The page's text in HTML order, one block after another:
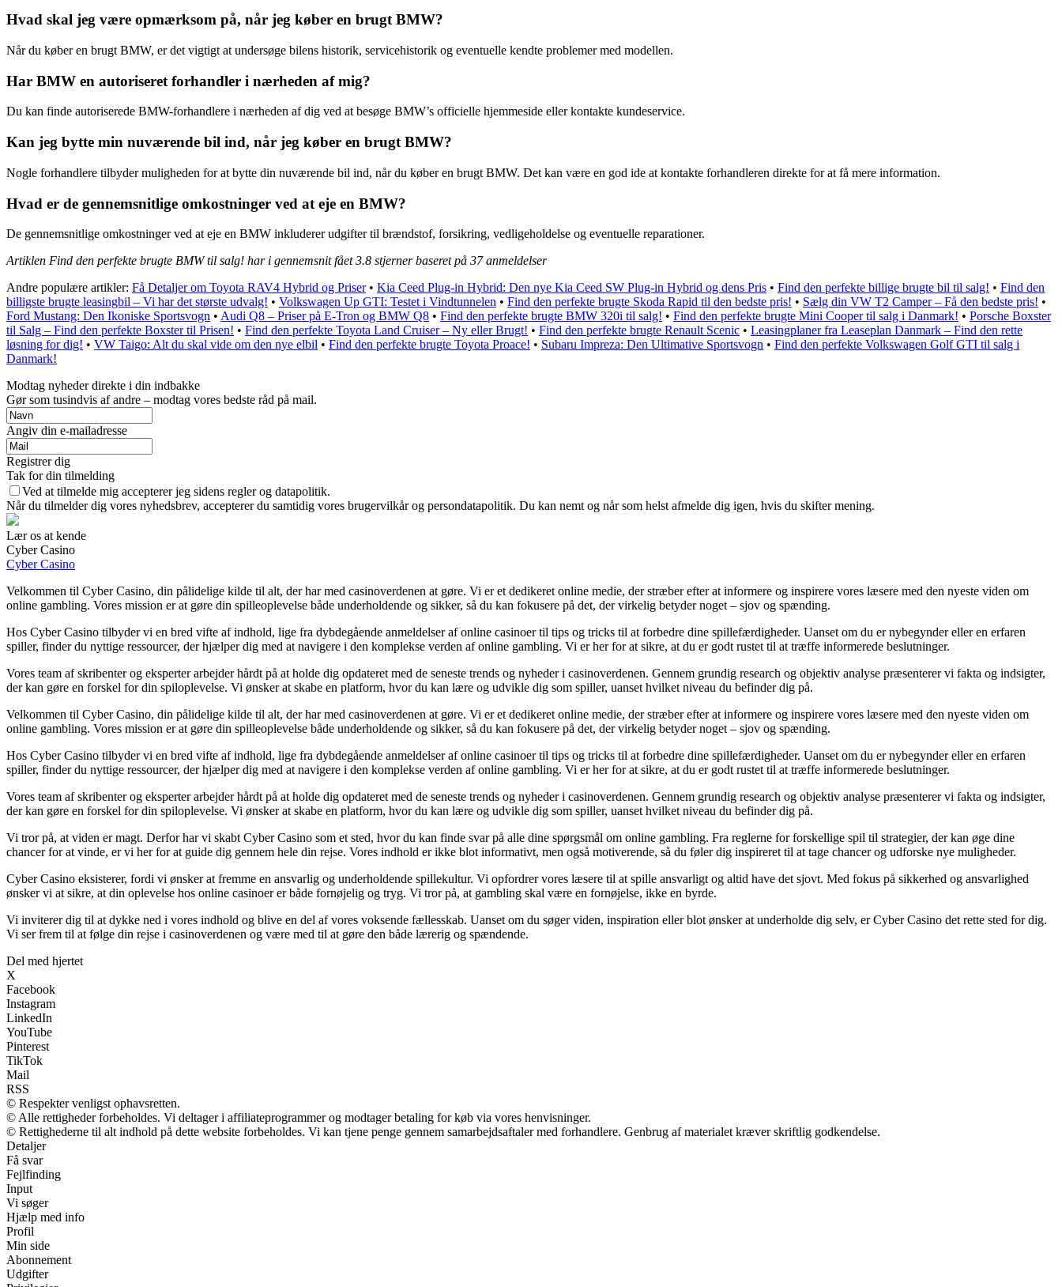
Hvad skal jeg være opmærksom på, når jeg køber en brugt BMW?
Når du køber en brugt BMW, er det vigtigt at undersøge bilens historik, servicehistorik og eventuelle kendte problemer med modellen.
Har BMW en autoriseret forhandler i nærheden af mig?
Du kan finde autoriserede BMW-forhandlere i nærheden af dig ved at besøge BMW’s officielle hjemmeside eller kontakte kundeservice.
Kan jeg bytte min nuværende bil ind, når jeg køber en brugt BMW?
Nogle forhandlere tilbyder muligheden for at bytte din nuværende bil ind, når du køber en brugt BMW. Det kan være en god ide at kontakte forhandleren direkte for at få mere information.
Hvad er de gennemsnitlige omkostninger ved at eje en BMW?
De gennemsnitlige omkostninger ved at eje en BMW inkluderer udgifter til brændstof, forsikring, vedligeholdelse og eventuelle reparationer.
Artiklen Find den perfekte brugte BMW til salg! har i gennemsnit fået3.8 stjerner baseret på 37anmeldelser
Andre populære artikler: Få Detaljer om Toyota RAV4 Hybrid og Priser• Kia Ceed Plug-in Hybrid: Den nye Kia Ceed SW Plug-in Hybrid og dens Pris • Find den perfekte billige brugte bil til salg! • Find den
billigste brugte leasingbil – Vi har det største udvalg! • Volkswagen Up GTI: Testet i Vindtunnelen • Find den perfekte brugte Skoda Rapid til den bedste pris! • Sælg din VW T2 Camper – Få den bedste pris! •
Ford Mustang: Den Ikoniske Sportsvogn • Audi Q8 – Priser på E-Tron og BMW Q8 • Find den perfekte brugte BMW 320i til salg! • Find den perfekte brugte Mini Cooper til salg i Danmark! • Porsche Boxster
til Salg – Find den perfekte Boxster til Prisen! • Find den perfekte Toyota Land Cruiser – Ny eller Brugt! • Find den perfekte brugte Renault Scenic • Leasingplaner fra Leaseplan Danmark – Find den rette
løsning for dig! • VW Taigo: Alt du skal vide om den nye elbil • Find den perfekte brugte Toyota Proace! • Subaru Impreza: Den Ultimative Sportsvogn • Find den perfekte Volkswagen Golf GTI til salg i
Danmark!
Modtag nyheder direkte i din indbakke
Gør som tusindvis af andre – modtag vores bedste råd på mail.
Angiv din e-mailadresse
Registrer dig
Tak for din tilmelding
Ved at tilmelde mig accepterer jeg sidens regler og datapolitik.
Når du tilmelder dig vores nyhedsbrev, accepterer du samtidig vores brugervilkår og persondatapolitik. Du kan nemt og når som helst afmelde dig igen, hvis du skifter mening.
Lær os at kende
Cyber Casino
Cyber Casino
Velkommen til Cyber Casino, din pålidelige kilde til alt, der har med casinoverdenen at gøre. Vi er et dedikeret online medie, der stræber efter at informere og inspirere vores læsere med den nyeste viden om
online gambling. Vores mission er at gøre din spilleoplevelse både underholdende og sikker, så du kan fokusere på det, der virkelig betyder noget – sjov og spænding.
Hos Cyber Casino tilbyder vi en bred vifte af indhold, lige fra dybdegående anmeldelser af online casinoer til tips og tricks til at forbedre dine spillefærdigheder. Uanset om du er nybegynder eller en erfaren
spiller, finder du nyttige ressourcer, der hjælper dig med at navigere i den komplekse verden af online gambling. Vi er her for at sikre, at du er godt rustet til at træffe informerede beslutninger.
Vores team af skribenter og eksperter arbejder hårdt på at holde dig opdateret med de seneste trends og nyheder i casinoverdenen. Gennem grundig research og objektiv analyse præsenterer vi fakta og indsigter,
der kan gøre en forskel for din spiloplevelse. Vi ønsker at skabe en platform, hvor du kan lære og udvikle dig som spiller, uanset hvilket niveau du befinder dig på.
Velkommen til Cyber Casino, din pålidelige kilde til alt, der har med casinoverdenen at gøre. Vi er et dedikeret online medie, der stræber efter at informere og inspirere vores læsere med den nyeste viden om
online gambling. Vores mission er at gøre din spilleoplevelse både underholdende og sikker, så du kan fokusere på det, der virkelig betyder noget – sjov og spænding.
Hos Cyber Casino tilbyder vi en bred vifte af indhold, lige fra dybdegående anmeldelser af online casinoer til tips og tricks til at forbedre dine spillefærdigheder. Uanset om du er nybegynder eller en erfaren
spiller, finder du nyttige ressourcer, der hjælper dig med at navigere i den komplekse verden af online gambling. Vi er her for at sikre, at du er godt rustet til at træffe informerede beslutninger.
Vores team af skribenter og eksperter arbejder hårdt på at holde dig opdateret med de seneste trends og nyheder i casinoverdenen. Gennem grundig research og objektiv analyse præsenterer vi fakta og indsigter,
der kan gøre en forskel for din spiloplevelse. Vi ønsker at skabe en platform, hvor du kan lære og udvikle dig som spiller, uanset hvilket niveau du befinder dig på.
Vi tror på, at viden er magt. Derfor har vi skabt Cyber Casino som et sted, hvor du kan finde svar på alle dine spørgsmål om online gambling. Fra reglerne for forskellige spil til strategier, der kan øge dine
chancer for at vinde, er vi her for at guide dig gennem hele din rejse. Vores indhold er ikke blot informativt, men også motiverende, så du føler dig inspireret til at tage chancer og udforske nye muligheder.
Cyber Casino eksisterer, fordi vi ønsker at fremme en ansvarlig og underholdende spillekultur. Vi opfordrer vores læsere til at spille ansvarligt og altid have det sjovt. Med fokus på sikkerhed og ansvarlighed
ønsker vi at sikre, at din oplevelse hos online casinoer er både fornøjelig og tryg. Vi tror på, at gambling skal være en fornøjelse, ikke en byrde.
Vi inviterer dig til at dykke ned i vores indhold og blive en del af vores voksende fællesskab. Uanset om du søger viden, inspiration eller blot ønsker at underholde dig selv, er Cyber Casino det rette sted for dig.
Vi ser frem til at følge din rejse i casinoverdenen og være med til at gøre den både lærerig og spændende.
Del med hjertet
X
Facebook
Instagram
LinkedIn
YouTube
Pinterest
TikTok
Mail
RSS
© Respekter venligst ophavsretten.
© Alle rettigheder forbeholdes. Vi deltager i affiliateprogrammer og modtager betaling for køb via vores henvisninger.
© Rettighederne til alt indhold på dette website forbeholdes. Vi kan tjene penge gennem samarbejdsaftaler med forhandlere. Genbrug af materialet kræver skriftlig godkendelse.
Detaljer
Få svar
Fejlfinding
Input
Vi søger
Hjælp med info
Profil
Min side
Abonnement
Udgifter